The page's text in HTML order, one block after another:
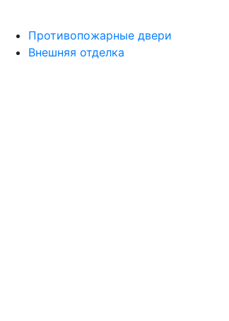
Противопожарные двери
Внешняя отделка